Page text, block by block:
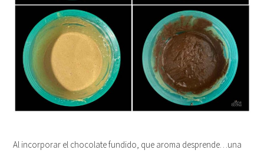
Al incorporar el chocolate fundido, que aroma desprende…una